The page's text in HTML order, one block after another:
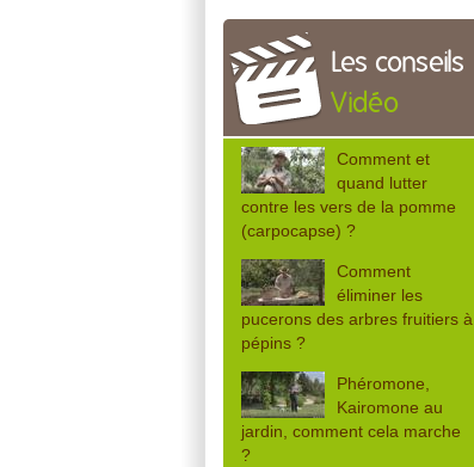
Les conseils
Vidéo
Comment et
quand lutter
contre les vers de la pomme
(carpocapse) ?
Comment
éliminer les
pucerons des arbres fruitiers à
pépins ?
Phéromone,
Kairomone au
jardin, comment cela marche
?